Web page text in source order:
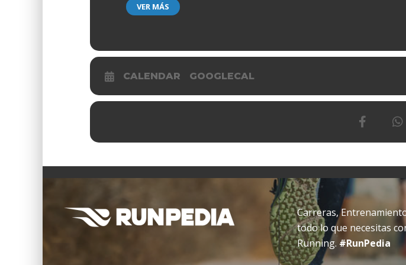
VER MÁS
CALENDAR GOOGLECAL
Carreras,
todo lo que necesitas
Running. #RunPedia